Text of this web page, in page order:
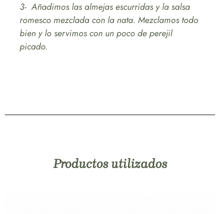
3- Añadimos las almejas escurridas y la salsa
romesco mezclada con la nata. Mezclamos todo
bien y lo servimos con un poco de perejil
picado.
Productos utilizados